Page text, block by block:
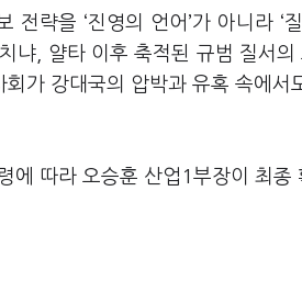
략을 ‘진영의 언어’가 아니라 ‘
냐, 얄타 이후 축적된 규범 질서의
가 강대국의 압박과 유혹 속에서
에 따라 오승훈 산업1부장이 최종